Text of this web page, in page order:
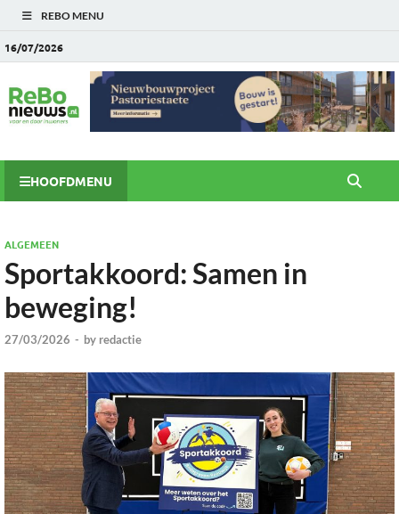
REBO MENU
16/07/2026
HOOFDMENU
ALGEMEEN
Sportakkoord: Samen in
beweging!
27/03/2026 - by redactie